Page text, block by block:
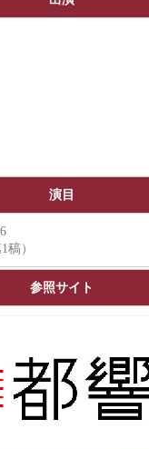
演目
1稿）
参照サイト